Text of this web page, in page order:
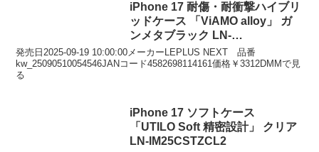
iPhone 17 耐傷・耐衝撃ハイブリ
ッドケース 「ViAMO alloy」 ガ
ンメタブラック LN-
IM25VMMTBK
発売日2025-09-19 10:00:00メーカーLEPLUS NEXT 品番
kw_25090510054546JANコード4582698114161価格￥3312DMMで見
る
iPhone 17 ソフトケース
「UTILO Soft 精密設計」 クリア
LN-IM25CSTZCL2